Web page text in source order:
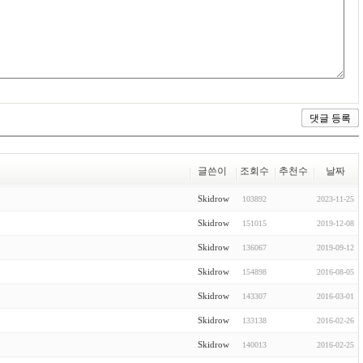
글쓴이 조회수 추천수 날짜
Skidrow 103892 2023-11-25
Skidrow 151015 2019-12-08
Skidrow 136067 2019-09-12
Skidrow 154898 2016-08-05
Skidrow 143307 2016-03-01
Skidrow 133138 2016-02-26
Skidrow 140013 2016-02-25